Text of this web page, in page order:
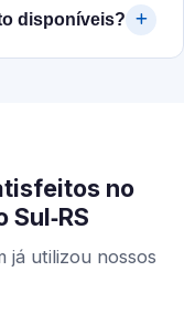
disponíveis?
no
já utilizou nossos